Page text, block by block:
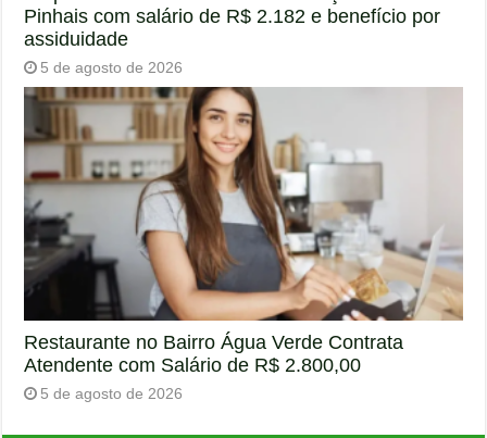
Pinhais com salário de R$ 2.182 e benefício por
assiduidade
5 de agosto de 2026
Restaurante no Bairro Água Verde Contrata
Atendente com Salário de R$ 2.800,00
5 de agosto de 2026